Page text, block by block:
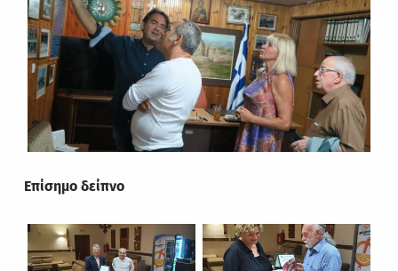
Επίσημο δείπνο